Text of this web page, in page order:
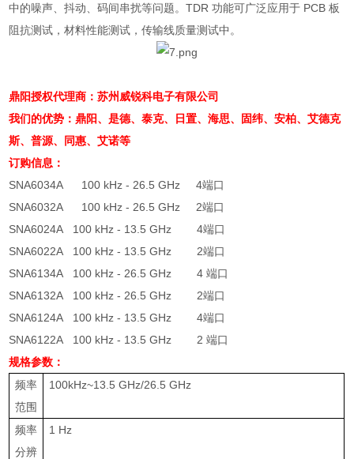
中的噪声、抖动、码间串扰等问题。TDR功能可广泛应用于 PCB板
阻抗测试，材料性能测试，传输线质量测试中。
鼎阳授权代理商：苏州威锐科电子有限公司
我们的优势：鼎阳、是德、泰克、日置、海思、固纬、安柏、艾德克
斯、普源、同惠、艾诺等
订购信息：
SNA6034A 100 kHz - 26.5 GHz 4端口
SNA6032A 100 kHz - 26.5 GHz 2端口
SNA6024A 100 kHz - 13.5 GHz 4端口
SNA6022A 100 kHz - 13.5 GHz 2端口
SNA6134A 100 kHz - 26.5 GHz 4端口
SNA6132A 100 kHz - 26.5 GHz 2端口
SNA6124A 100 kHz - 13.5 GHz 4端口
SNA6122A 100 kHz - 13.5 GHz 2 端口
规格参数：
频率
范围
100kHz~13.5 GHz/26.5 GHz
频率
分辨
1 Hz